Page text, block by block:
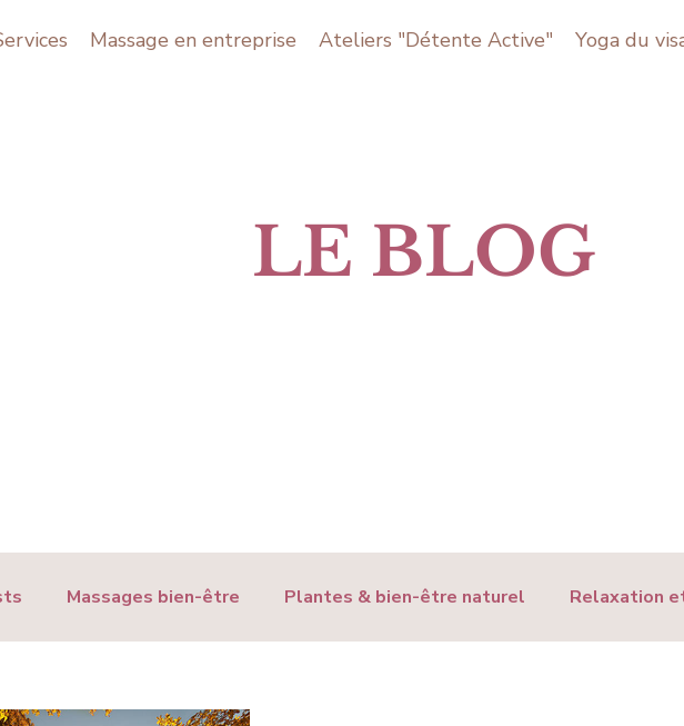
Massage en entreprise Ateliers "Détente Active" Yoga du
LE BLOG
Massages bien-être Plantes & bien-être naturel Relaxation